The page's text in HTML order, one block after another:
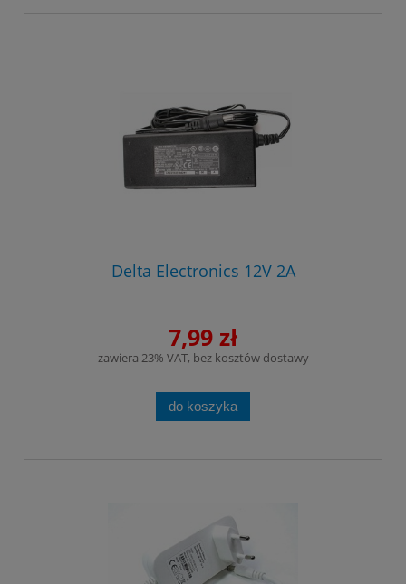
Delta Electronics 12V 2A
7,99 zł
zawiera 23% VAT, bez kosztów dostawy
do koszyka